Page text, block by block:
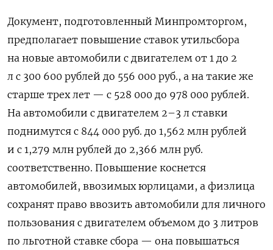
Документ, подготовленный Минпромторгом,
предполагает повышение ставок утильсбора
на новые автомобили с двигателем от 1 до 2
л с 300 600 рублей до 556 000 руб., а на такие же
старше трех лет — с 528 000 до 978 000 рублей.
На автомобили с двигателем 2–3 л ставки
поднимутся с 844 000 руб. до 1,562 млн рублей
и с 1,279 млн рублей до 2,366 млн руб.
соответственно. Повышение коснется
автомобилей, ввозимых юрлицами, а физлица
сохранят право ввозить автомобили для личного
пользования с двигателем объемом до 3 литров
по льготной ставке сбора — она повышаться